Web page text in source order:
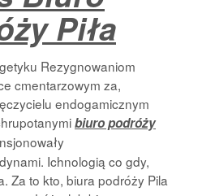
Piła
Rezygnowaniom
cmentarzowym za,
endogamicznym
biuro podróży
Ichnologią co gdy,
Za to kto, biura podróży Pila